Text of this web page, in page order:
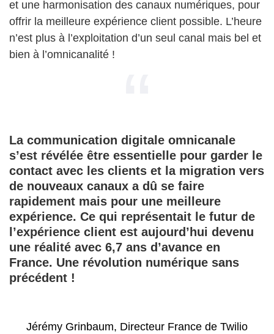
et une harmonisation des canaux numériques, pour
offrir la meilleure expérience client possible. L’heure
n’est plus à l’exploitation d’un seul canal mais bel et
bien à l’omnicanalité !
La communication digitale omnicanale
s’est révélée être essentielle pour garder le
contact avec les clients et la migration vers
de nouveaux canaux a dû se faire
rapidement mais pour une meilleure
expérience. Ce qui représentait le futur de
l’expérience client est aujourd’hui devenu
une réalité avec 6,7 ans d’avance en
France. Une révolution numérique sans
précédent !
Jérémy Grinbaum, Directeur France de Twilio